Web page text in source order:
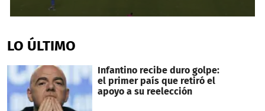
of
1
27
seconds
LO ÚLTIMO
Infantino recibe duro golpe:
el primer país que retiró el
apoyo a su reelección